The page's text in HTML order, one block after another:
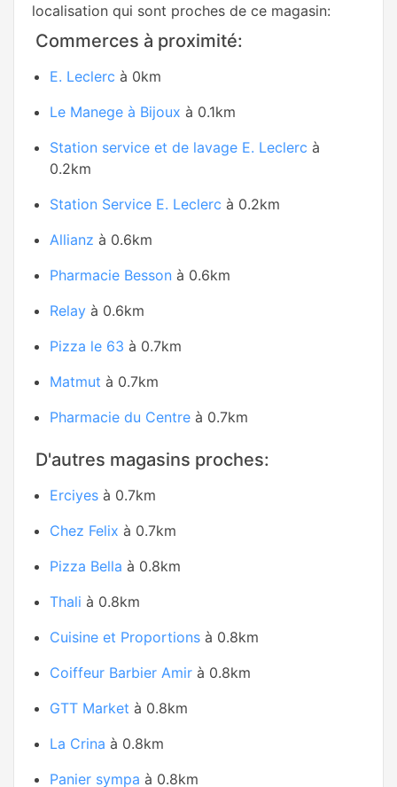
localisation qui sont proches de ce magasin:
Commerces à proximité:
E. Leclerc à 0km
Le Manege à Bijoux à 0.1km
Station service et de lavage E. Leclerc à
0.2km
Station Service E. Leclerc à 0.2km
Allianz à 0.6km
Pharmacie Besson à 0.6km
Relay à 0.6km
Pizza le 63 à 0.7km
Matmut à 0.7km
Pharmacie du Centre à 0.7km
D'autres magasins proches:
Erciyes à 0.7km
Chez Felix à 0.7km
Pizza Bella à 0.8km
Thali à 0.8km
Cuisine et Proportions à 0.8km
Coiffeur Barbier Amir à 0.8km
GTT Market à 0.8km
La Crina à 0.8km
Panier sympa à 0.8km